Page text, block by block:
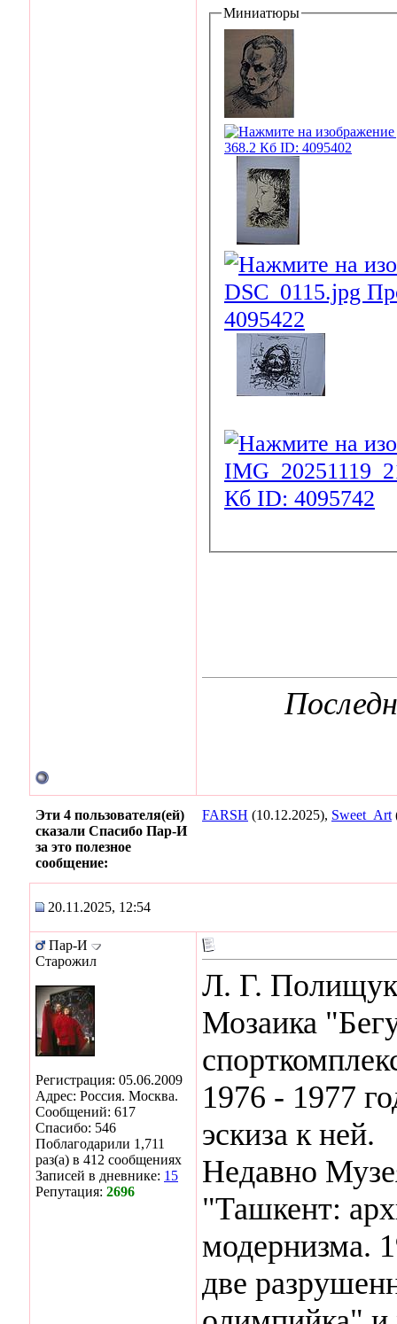
Миниатюры
Эти 4 пользователя(ей)
сказали Спасибо Пар-И
за это полезное
сообщение:
FARSH (10.12.2025), Sweet_Art
20.11.2025, 12:54
Пар-И
Старожил
Регистрация: 05.06.2009
Адрес: Россия. Москва.
Сообщений: 617
Спасибо: 546
Поблагодарили 1,711
раз(а) в 412 сообщениях
Записей в дневнике: 15
Репутация: 2696
Л. Г.
Мозаика
1976 - 1977
эскиза к ней.
Недавно
"Ташкент:
модернизма.
две